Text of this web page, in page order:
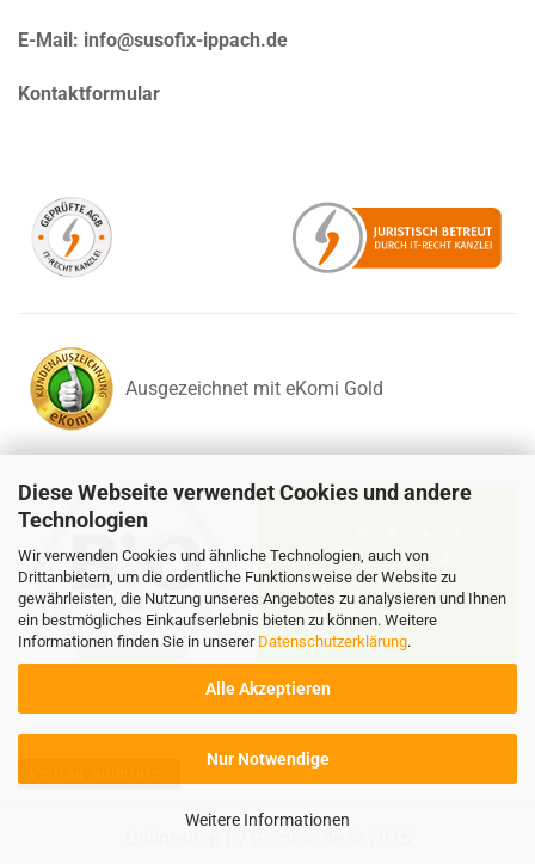
Diese Webseite verwendet Cookies und andere
Technologien
Wir verwenden Cookies und ähnliche Technologien, auch von
Drittanbietern, um die ordentliche Funktionsweise der Website zu
gewährleisten, die Nutzung unseres Angebotes zu analysieren und Ihnen
ein bestmögliches Einkaufserlebnis bieten zu können. Weitere
Informationen finden Sie in unserer Datenschutzerklärung.
Alle Akzeptieren
Nur Notwendige
Weitere Informationen
E-Mail: info@susofix-ippach.de
Kontaktformular
Ausgezeichnet mit eKomi Gold
DE-ÖKO-037